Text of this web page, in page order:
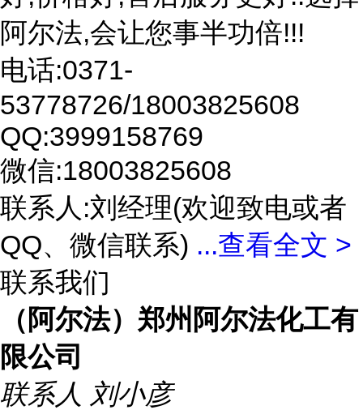
阿尔法,会让您事半功倍!!!
电话:0371-
53778726/18003825608
QQ:3999158769
微信:18003825608
联系人:刘经理(欢迎致电或者
QQ、微信联系) ...查看全文 >
联系我们
（阿尔法）郑州阿尔法化工有
限公司
联系人 刘小彦